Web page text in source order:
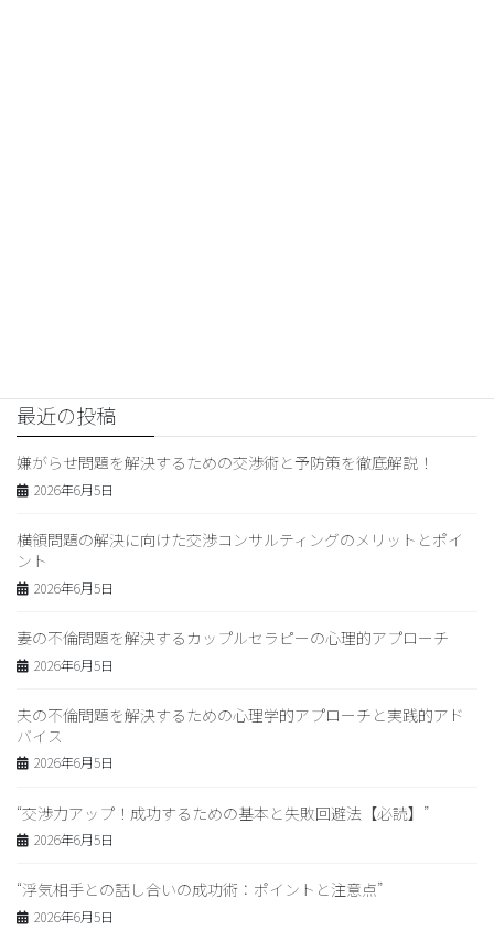
最近の投稿
嫌がらせ問題を解決するための交渉術と予防策を徹底解説！
2026年6月5日
横領問題の解決に向けた交渉コンサルティングのメリットとポイ
ント
2026年6月5日
妻の不倫問題を解決するカップルセラピーの心理的アプローチ
2026年6月5日
夫の不倫問題を解決するための心理学的アプローチと実践的アド
バイス
2026年6月5日
“交渉力アップ！成功するための基本と失敗回避法【必読】”
2026年6月5日
“浮気相手との話し合いの成功術：ポイントと注意点”
2026年6月5日